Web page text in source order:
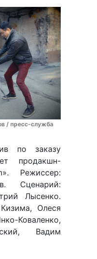
/ пресс-служба
по заказу
продакшн-
Режиссер:
Сценарий:
Лысенко.
Олеся
Коваленко,
Вадим